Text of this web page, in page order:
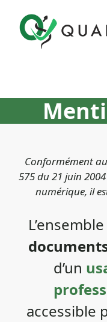
contenu
Conformément
575 du 21 juin
numérique, il
d’un
accessible